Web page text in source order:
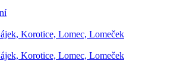
Korotice, Lomec, Lomeček
Korotice, Lomec, Lomeček